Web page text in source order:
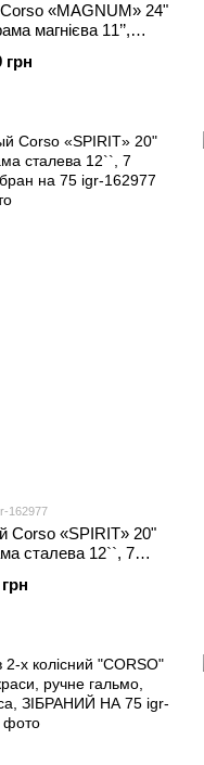
«MAGNUM» 24"
магнієва 11’’,
грн
162977
Corso «SPIRIT» 20"
сталева 12``, 7